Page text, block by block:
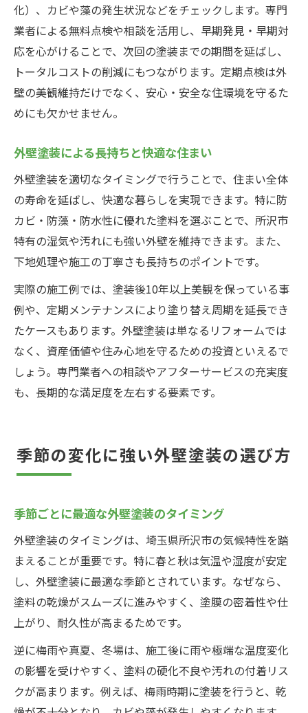
化）、カビや藻の発生状況などをチェックします。専門
業者による無料点検や相談を活用し、早期発見・早期対
応を心がけることで、次回の塗装までの期間を延ばし、
トータルコストの削減にもつながります。定期点検は外
壁の美観維持だけでなく、安心・安全な住環境を守るた
めにも欠かせません。
外壁塗装による長持ちと快適な住まい
外壁塗装を適切なタイミングで行うことで、住まい全体
の寿命を延ばし、快適な暮らしを実現できます。特に防
カビ・防藻・防水性に優れた塗料を選ぶことで、所沢市
特有の湿気や汚れにも強い外壁を維持できます。また、
下地処理や施工の丁寧さも長持ちのポイントです。
実際の施工例では、塗装後10年以上美観を保っている事
例や、定期メンテナンスにより塗り替え周期を延長でき
たケースもあります。外壁塗装は単なるリフォームでは
なく、資産価値や住み心地を守るための投資といえるで
しょう。専門業者への相談やアフターサービスの充実度
も、長期的な満足度を左右する要素です。
季節の変化に強い外壁塗装の選び方
季節ごとに最適な外壁塗装のタイミング
外壁塗装のタイミングは、埼玉県所沢市の気候特性を踏
まえることが重要です。特に春と秋は気温や湿度が安定
し、外壁塗装に最適な季節とされています。なぜなら、
塗料の乾燥がスムーズに進みやすく、塗膜の密着性や仕
上がり、耐久性が高まるためです。
逆に梅雨や真夏、冬場は、施工後に雨や極端な温度変化
の影響を受けやすく、塗料の硬化不良や汚れの付着リス
クが高まります。例えば、梅雨時期に塗装を行うと、乾